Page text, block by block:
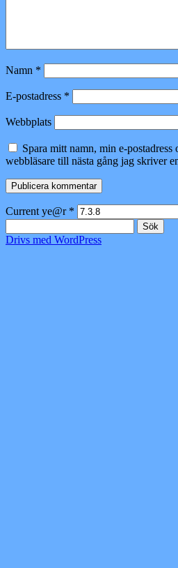
Namn *
E-postadress *
Webbplats
Spara mitt namn, min e-postadress
webbläsare till nästa gång jag skriver
Current ye@r *
efter:
Drivs med WordPress